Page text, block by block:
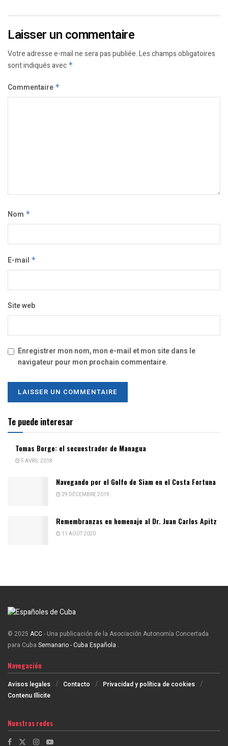
Laisser un commentaire
Votre adresse e-mail ne sera pas publiée.Les champs obligatoires
sont indiqués avec *
Commentaire *
Nom *
E-mail *
Site web
Enregistrer mon nom, mon e-mail et mon site dans le
navigateur pour mon prochain commentaire.
Te puede interesar
Tomas Borge: el secuestrador de Managua
5 AVRIL 2018
Navegando por el Golfo de Siam en el Costa Fortuna
29 DÉCEMBRE 2019
Remembranzas en homenaje al Dr. Juan Carlos Apitz
11 AOÛT 2020
© 2025 ACC- Una publicación de la Asociación Autonomía Concertada
para Cuba Semanario - Cuba Española .
Navegación
Avisos legales Contacto
Privacidad y política de cookies
Contenu Illicite
Nuestras redes